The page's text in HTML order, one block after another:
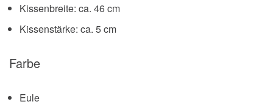
Kissenbreite: ca. 46 cm
Kissenstärke: ca. 5 cm
Farbe
Eule